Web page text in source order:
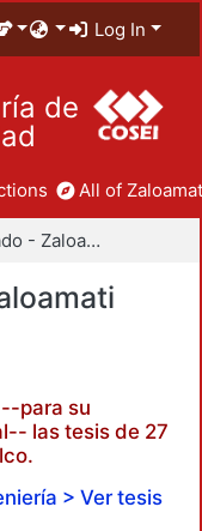
Log In
de
All of
Tesis de posgrado - Zaloamati
para su
las tesis de 27
> Ver tesis